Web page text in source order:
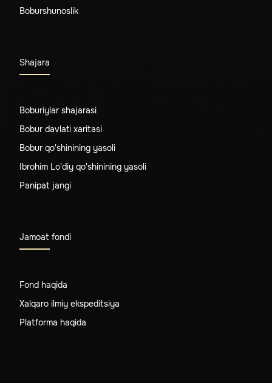
Boburshunoslik
Shajara
Boburiylar shajarasi
Bobur davlati xaritasi
Bobur qo'shinining yasoli
Ibrohim Lo'diy qo'shinining yasoli
Panipat jangi
Jamoat fondi
Fond haqida
Xalqaro ilmiy ekspeditsiya
Platforma haqida